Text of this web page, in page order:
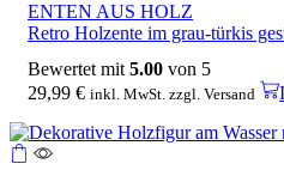
ENTEN AUS HOLZ
Retro Holzente im grau-türkis
Bewertet mit 5.00 von 5
29,99 € inkl. MwSt. zzgl. Versand